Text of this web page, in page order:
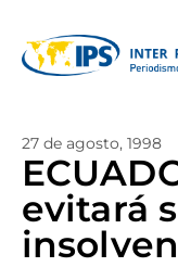
27 de agosto, 1998
evitará